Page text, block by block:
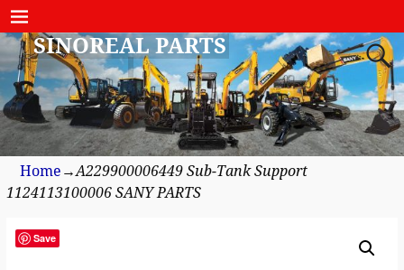
SINOREAL PARTS
Home →A229900006449 Sub-Tank Support
1124113100006 SANY PARTS
Save